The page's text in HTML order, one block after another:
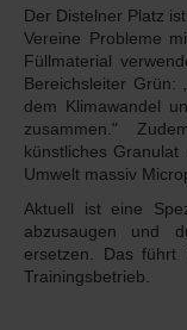
Der Distelner Platz
Vereine Probleme
Füllmaterial
Bereichsleiter Grün:
dem Klimawandel
zusammen."
künstliches
Umwelt massiv
Aktuell ist eine
abzusaugen und
ersetzen. Das führt
Trainingsbetrieb.